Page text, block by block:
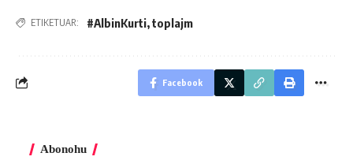
ETIKETUAR: #AlbinKurti,toplajm
Facebook
Abonohu